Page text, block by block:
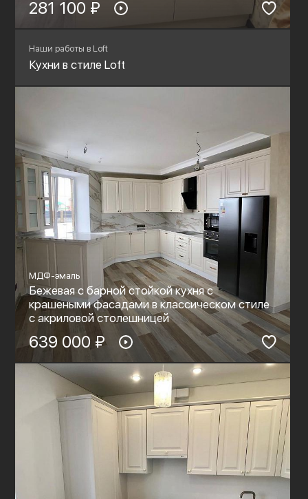
281 100 ₽
Наши работы в Loft
Кухни в стиле Loft
МДФ-эмаль
Бежевая с барной стойкой кухня с
крашеными фасадами в классическом стиле
c акриловой столешницей
639 000 ₽